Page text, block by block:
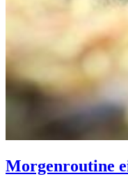
Morgenroutine